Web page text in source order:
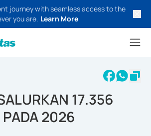
journey with seamless access to the
you are. Learn More
17.356
PADA 2026